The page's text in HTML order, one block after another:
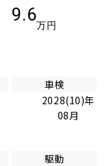
9.6
万円
車検
2028(10)年
08月
駆動